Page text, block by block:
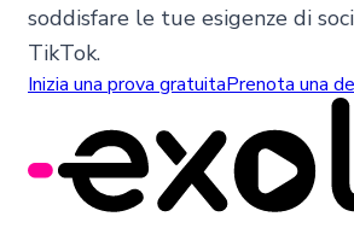
soddisfare le tue esigenze di
TikTok.
Inizia una prova gratuitaPrenota una